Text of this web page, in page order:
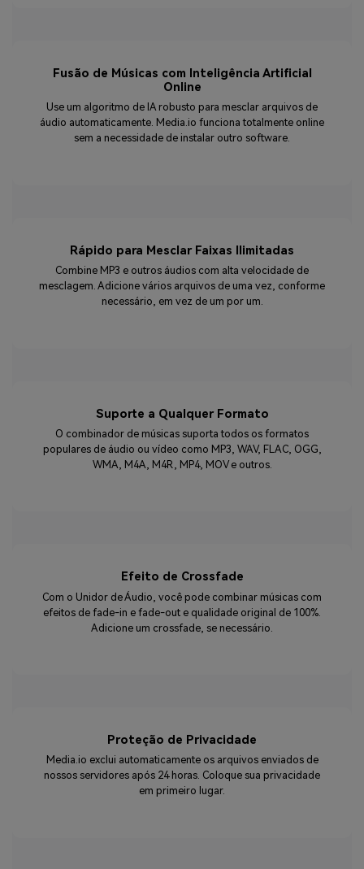
Fusão de Músicas com Inteligência Artificial
Online
Use um algoritmo de IA robusto para mesclar arquivos de
áudio automaticamente. Media.io funciona totalmente online
sem a necessidade de instalar outro software.
Rápido para Mesclar Faixas Ilimitadas
Combine MP3 e outros áudios com alta velocidade de
mesclagem. Adicione vários arquivos de uma vez, conforme
necessário, em vez de um por um.
Suporte a Qualquer Formato
O combinador de músicas suporta todos os formatos
populares de áudio ou vídeo como MP3, WAV, FLAC, OGG,
WMA, M4A, M4R, MP4, MOV e outros.
Efeito de Crossfade
Com o Unidor de Áudio, você pode combinar músicas com
efeitos de fade-in e fade-out e qualidade original de 100%.
Adicione um crossfade, se necessário.
Proteção de Privacidade
Media.io exclui automaticamente os arquivos enviados de
nossos servidores após 24 horas. Coloque sua privacidade
em primeiro lugar.